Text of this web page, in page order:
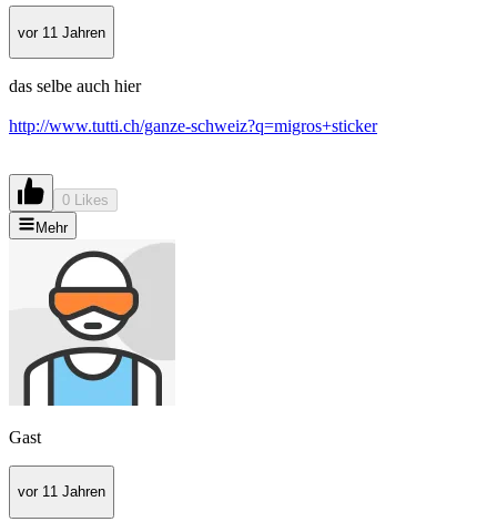
vor 11 Jahren
das selbe auch hier
http://www.tutti.ch/ganze-schweiz?q=migros+sticker
0 Likes
Mehr
Gast
vor 11 Jahren